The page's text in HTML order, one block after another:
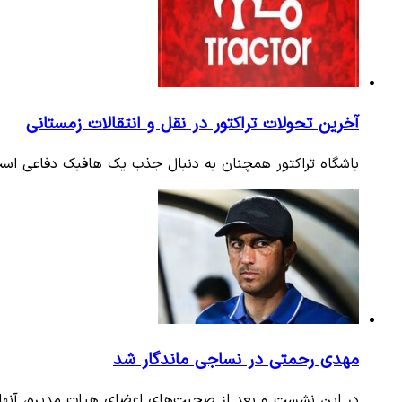
آخرین تحولات تراکتور در نقل و انتقالات زمستانی
باشگاه تراکتور همچنان به دنبال جذب یک هافبک دفاعی
مهدی رحمتی در نساجی ماندگار شد